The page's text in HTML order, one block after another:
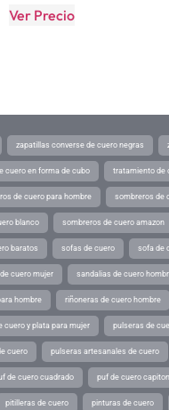
Ver Precio
zapatillas converse de cuero negras
cuero en forma de cubo tratamiento de
de cuero para hombre sombreros de
blanco sombreros de cuero amazon
baratos sofas de cuero sofa de
cuero mujer sandalias de cuero
hombre riñoneras de cuero hombre
cuero y plata para mujer pulseras de
cuero pulseras artesanales de cuero
de cuero cuadrado puf de cuero
pitilleras de cuero pinturas de cuero